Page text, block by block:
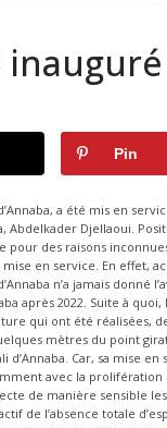
inauguré
Pin
a été mis en
Abdelkader Djellaoui.
pour des raisons
en service. En effet,
n’a jamais donné
après 2022. Suite à
qui ont été réalisées,
mètres du point
d’Annaba. Car, sa mise
avec la
de manière sensible
de l’absence totale